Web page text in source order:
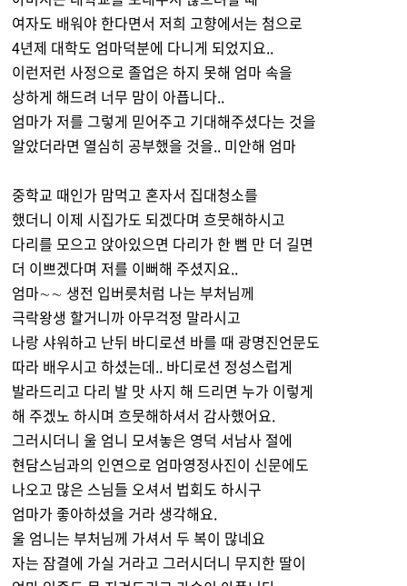
여자도 배워야 한다면서 저희 고향에서는 첨으로
4년제 대학도 엄마덕분에 다니게 되었지요..
이런저런 사정으로 졸업은 하지 못해 엄마 속을
상하게 해드려 너무 맘이 아픕니다..
엄마가 저를 그렇게 믿어주고 기대해주셨다는 것을
알았더라면 열심히 공부했을 것을.. 미안해 엄마
중학교 때인가 맘먹고 혼자서 집대청소를
했더니 이제 시집가도 되겠다며 흐뭇해하시고
다리를 모으고 앉아있으면 다리가 한 뻠 만 더 길면
더 이쁘겠다며 저를 이뻐해 주셨지요..
엄마∼∼ 생전 입버릇처럼 나는 부처님께
극락왕생 할거니까 아무걱정 말라시고
나랑 샤워하고 난뒤 바디로션 바를 때 광명진언문도
따라 배우시고 하셨는데.. 바디로션 정성스럽게
발라드리고 다리 발 맛 사지 해 드리면 누가 이렇게
해 주겠노 하시며 흐뭇해하셔서 감사했어요.
그러시더니 울 엄니 모셔놓은 영덕 서남사 절에
현담스님과의 인연으로 엄마영정사진이 신문에도
나오고 많은 스님들 오셔서 법회도 하시구
엄마가 좋아하셨을 거라 생각해요.
울 엄니는 부처님께 가셔서 두 복이 많네요
자는 잠결에 가실 거라고 그러시더니 무지한 딸이